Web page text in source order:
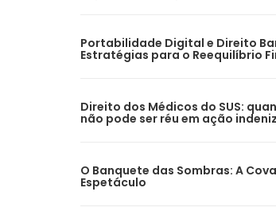
Portabilidade Digital e Direito
Estratégias para o Reequilíbrio
Direito dos Médicos do SUS:
não pode ser réu em ação
O Banquete das Sombras: A
Espetáculo